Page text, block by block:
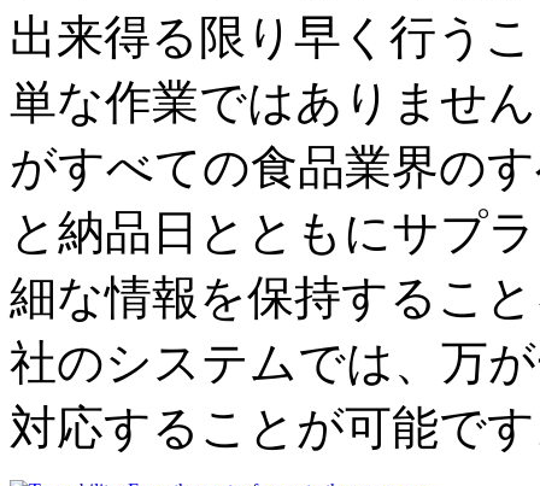
出来得る限り早く行う
単な作業ではありませ
がすべての食品業界の
と納品日とともにサプ
細な情報を保持するこ
社のシステムでは、万
対応することが可能で